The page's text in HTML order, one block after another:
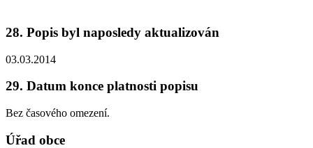
28. Popis byl naposledy aktualizován
03.03.2014
29. Datum konce platnosti popisu
Bez časového omezení.
Úřad obce